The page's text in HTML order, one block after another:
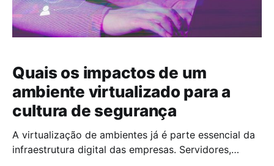
Quais os impactos de um
ambiente virtualizado para a
cultura de segurança
A virtualização de ambientes já é parte essencial da
infraestrutura digital das empresas. Servidores,